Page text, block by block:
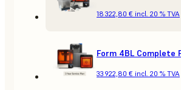
18 322,80 € incl. 20 % TVA
Form 4BL Complete
33 922,80 € incl. 20 % TVA